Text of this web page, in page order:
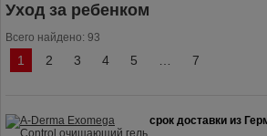
Уход за ребенком
Всего найдено: 93
1 2 3 4 5 7
срок доставки из